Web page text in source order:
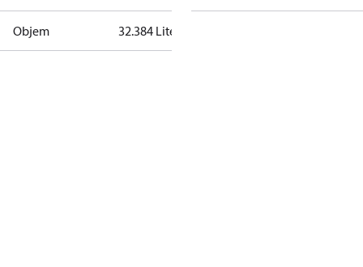
Objem 32.384 Liter